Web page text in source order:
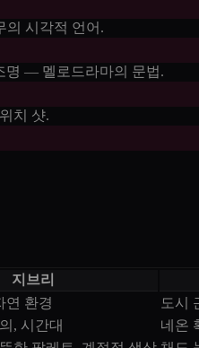
의 시각적 언어.
명 — 멜로드라마의 문법.
치 샷.
지브리
연 환경
도시
, 시간대
네온